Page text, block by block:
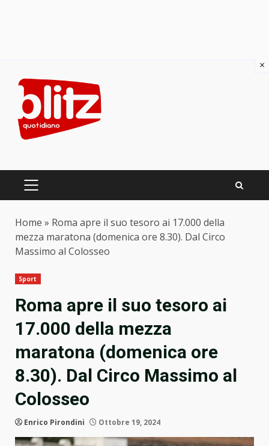
content
PRIMARY
Home » Roma apre il suo tesoro ai 17.000 della
mezza maratona (domenica ore 8.30). Dal Circo
Massimo al Colosseo
Sport
Roma apre il suo tesoro ai
17.000 della mezza
maratona (domenica ore
8.30). Dal Circo Massimo al
Colosseo
Enrico Pirondini Ottobre 19, 2024
×